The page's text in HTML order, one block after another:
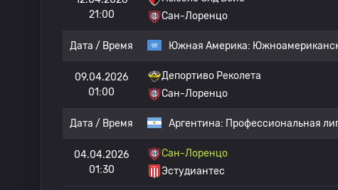
21:00
Сан-Лоренцо
Дата / Время Южная Америка:
09.04.2026
01:00
Депортиво Реколета
Сан-Лоренцо
Дата / Время Аргентина: Профессиональная
04.04.2026
01:30
Сан-Лоренцо
Эстудиантес